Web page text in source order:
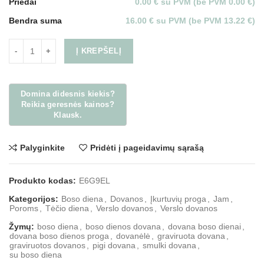
Priedai
0.00 € su PVM (be PVM 0.00 €)
Bendra suma
16.00 € su PVM (be PVM 13.22 €)
Į KREPŠELĮ
Palyginkite Pridėti į pageidavimų sąrašą
Produkto kodas: E6G9EL
Kategorijos: Boso diena Dovanos Įkurtuvių proga Jam
Poroms
Tėčio diena Verslo dovanos
Verslo dovanos
Žymų: boso diena boso dienos dovana dovana boso dienai
dovana boso dienos proga
dovanėlė graviruota dovana
graviruotos dovanos
pigi dovana smulki dovana
su boso diena